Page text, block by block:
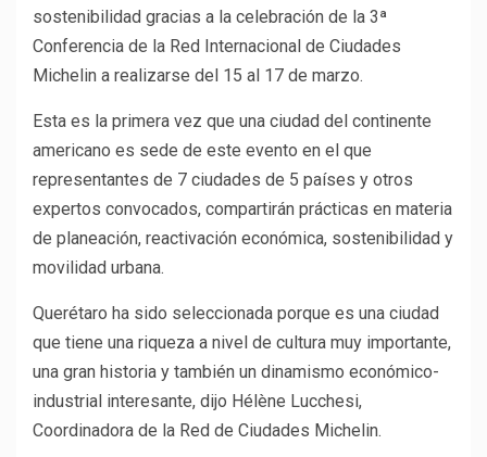
sostenibilidad gracias a la celebración de la 3ª
Conferencia de la Red Internacional de Ciudades
Michelin a realizarse del 15 al 17 de marzo.
Esta es la primera vez que una ciudad del continente
americano es sede de este evento en el que
representantes de 7 ciudades de 5 países y otros
expertos convocados, compartirán prácticas en materia
de planeación, reactivación económica, sostenibilidad y
movilidad urbana.
Querétaro ha sido seleccionada porque es una ciudad
que tiene una riqueza a nivel de cultura muy importante,
una gran historia y también un dinamismo económico-
industrial interesante, dijo Hélène Lucchesi,
Coordinadora de la Red de Ciudades Michelin.